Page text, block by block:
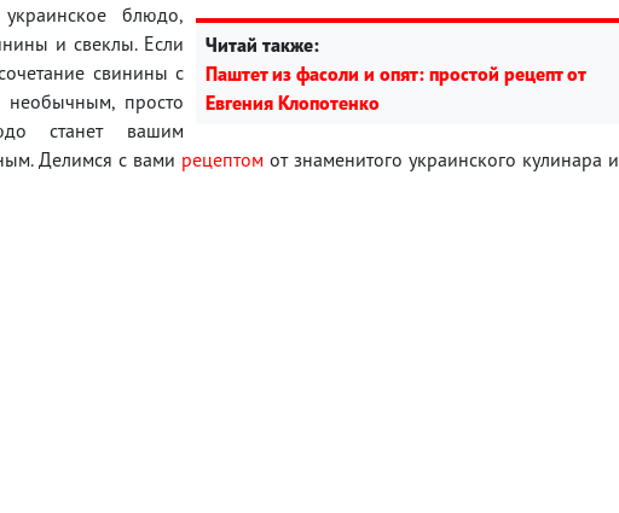
Читай также:
Паштет из фасоли и опят: простой рецепт от
Евгения Клопотенко
блюдо,
и свеклы. Если
свинины с
необычным, просто
станет вашим
Делимся с вами рецептом от знаменитого украинского кулинара и